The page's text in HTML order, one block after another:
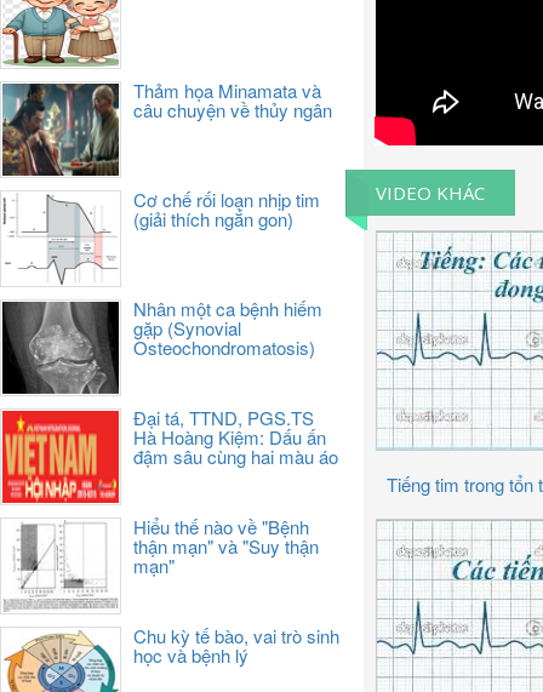
VIDEO KHÁC
Tiếng tim trong tổn
Thảm họa Minamata và
câu chuyện về thủy ngân
Cơ chế rối loạn nhịp tim
(giải thích ngắn gon)
Nhân một ca bệnh hiếm
gặp (Synovial
Osteochondromatosis)
Đại tá, TTND, PGS.TS
Hà Hoàng Kiệm: Dấu ấn
đậm sâu cùng hai màu áo
Hiểu thế nào về "Bệnh
thận mạn" và "Suy thận
mạn"
Chu kỳ tế bào, vai trò sinh
học và bệnh lý